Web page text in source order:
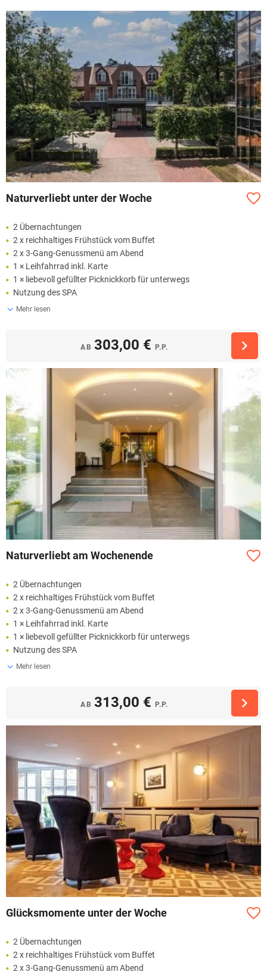
Naturverliebt unter der Woche
2 Übernachtungen
2 x reichhaltiges Frühstück vom Buffet
2 x 3-Gang-Genussmenü am Abend
1 × Leihfahrrad inkl. Karte
1 × liebevoll gefüllter Picknickkorb für unterwegs
Nutzung des SPA
Mehr lesen
AB 303,00 € P.P.
Naturverliebt am Wochenende
2 Übernachtungen
2 x reichhaltiges Frühstück vom Buffet
2 x 3-Gang-Genussmenü am Abend
1 × Leihfahrrad inkl. Karte
1 × liebevoll gefüllter Picknickkorb für unterwegs
Nutzung des SPA
Mehr lesen
AB 313,00 € P.P.
Glücksmomente unter der Woche
2 Übernachtungen
2 x reichhaltiges Frühstück vom Buffet
2 x 3-Gang-Genussmenü am Abend